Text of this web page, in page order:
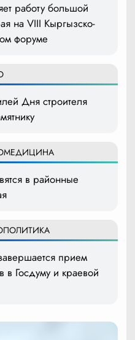
работу большой
на VIII Кыргызско-
форуме
Дня строителя
МЕДИЦИНА
в районные
ПОЛИТИКА
прием
в Госдуму и краевой